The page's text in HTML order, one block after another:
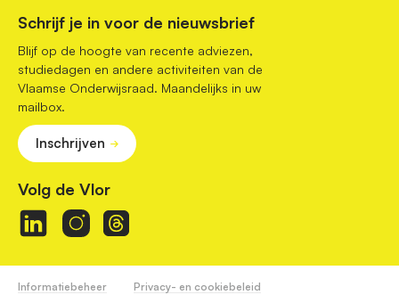
Schrijf je in voor de nieuwsbrief
Blijf op de hoogte van recente adviezen,
studiedagen en andere activiteiten van de
Vlaamse Onderwijsraad. Maandelijks in uw
mailbox.
Inschrijven
Volg de Vlor
Informatiebeheer Privacy- en cookiebeleid